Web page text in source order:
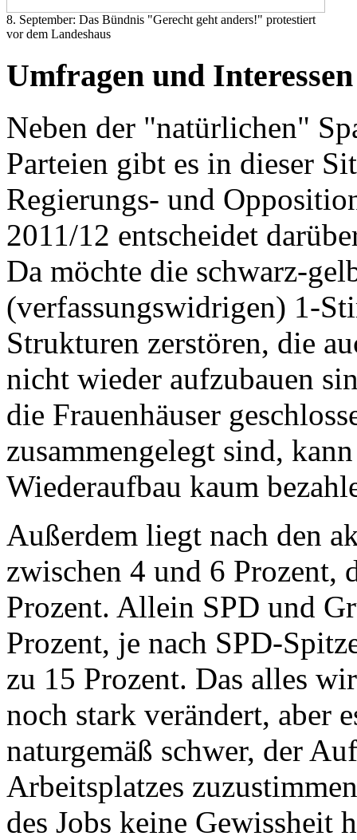
8. September: Das Bündnis "Gerecht geht anders!" protestiert
vor dem Landeshaus
Umfragen und Interessen
Neben der "natürlichen"
Parteien gibt es in dieser
Regierungs- und
2011/12 entscheidet
Da möchte die schwarz-
(verfassungswidrigen) 1-
Strukturen zerstören, die
nicht wieder aufzubauen
die Frauenhäuser
zusammengelegt sind,
Wiederaufbau kaum
Außerdem liegt nach den
zwischen 4 und 6 Prozent,
Prozent. Allein SPD und
Prozent, je nach SPD-
zu 15 Prozent. Das alles
noch stark verändert, aber
naturgemäß schwer, der
Arbeitsplatzes
des Jobs keine Gewissheit